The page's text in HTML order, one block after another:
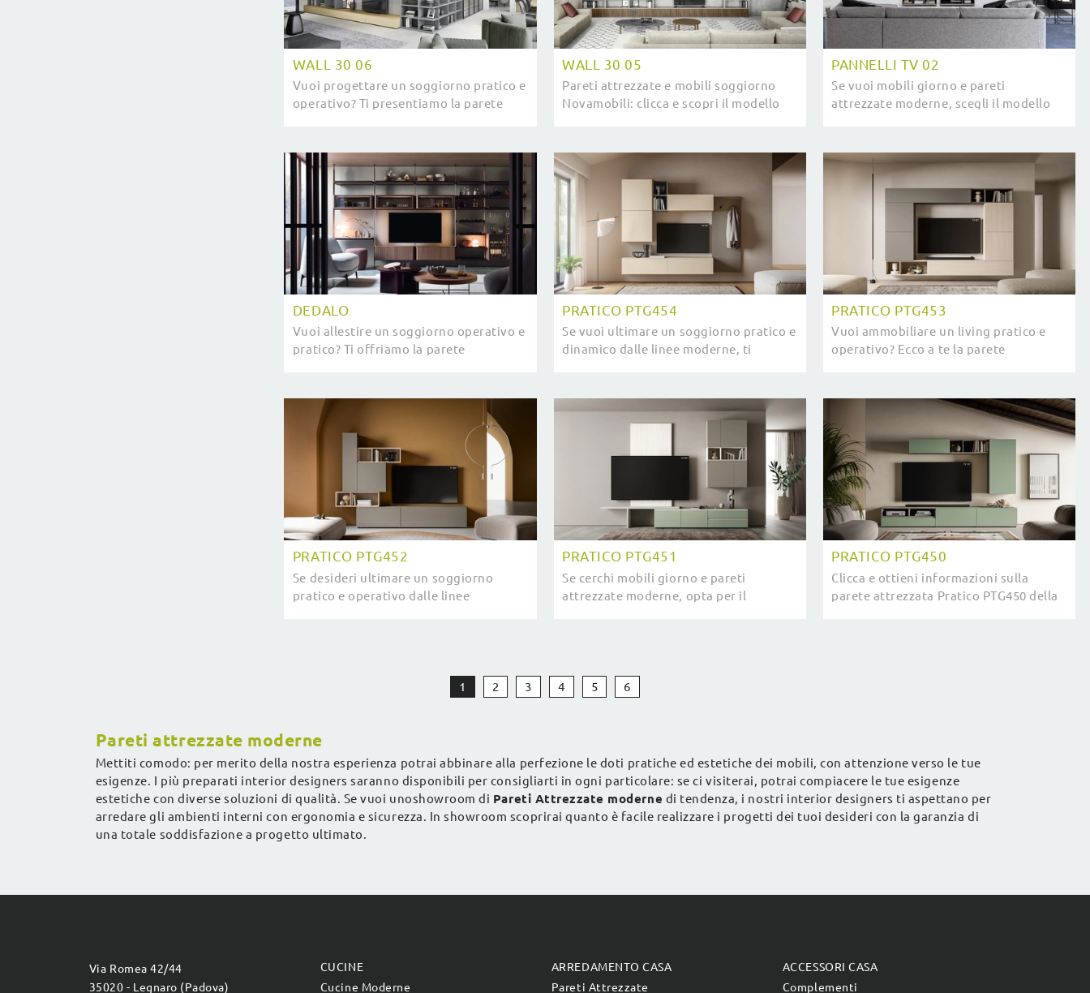
WALL 30 06
Vuoi progettare un soggiorno pratico e
operativo? Ti presentiamo la parete
WALL 30 05
Pareti attrezzate e mobili soggiorno
Novamobili: clicca e scopri il modello
PANNELLI TV 02
Se vuoi mobili giorno e pareti
attrezzate moderne, scegli il modello
DEDALO
Vuoi allestire un soggiorno operativo e
pratico? Ti offriamo la parete
PRATICO PTG454
Se vuoi ultimare un soggiorno pratico e
dinamico dalle linee moderne, ti
PRATICO PTG453
Vuoi ammobiliare un living pratico e
operativo? Ecco a te la parete
PRATICO PTG452
Se desideri ultimare un soggiorno
pratico e operativo dalle linee
PRATICO PTG451
Se cerchi mobili giorno e pareti
attrezzate moderne, opta per il
PRATICO PTG450
Clicca e ottieni informazioni sulla
parete attrezzata Pratico PTG450 della
1 2 3 4 5 6
Pareti attrezzate moderne
Mettiti comodo: per merito della nostra esperienza potrai abbinare alla perfezione le doti pratiche ed estetiche dei mobili, con attenzione verso le tue
esigenze. I più preparati interior designers saranno disponibili per consigliarti in ogni particolare: se ci visiterai, potrai compiacere le tue esigenze
estetiche con diverse soluzioni di qualità. Se vuoi unoshowroom di Pareti Attrezzate moderne di tendenza, i nostri interior designers ti aspettano per
arredare gli ambienti interni con ergonomia e sicurezza. In showroom scoprirai quanto è facile realizzare i progetti dei tuoi desideri con la garanzia di
una totale soddisfazione a progetto ultimato.
Via Romea 42/44
35020 - Legnaro (Padova)
CUCINE
Cucine Moderne
ARREDAMENTO CASA
Pareti Attrezzate
ACCESSORI CASA
Complementi